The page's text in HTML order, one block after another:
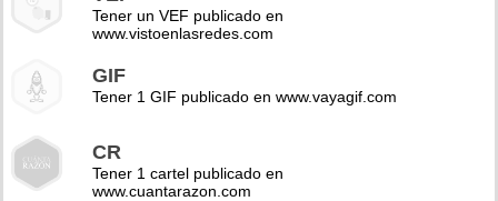
Tener un VEF publicado en
www.vistoenlasredes.com
GIF
Tener 1 GIF publicado en www.vayagif.com
CR
Tener 1 cartel publicado en
www.cuantarazon.com